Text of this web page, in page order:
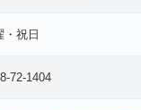
・祝日
72-1404